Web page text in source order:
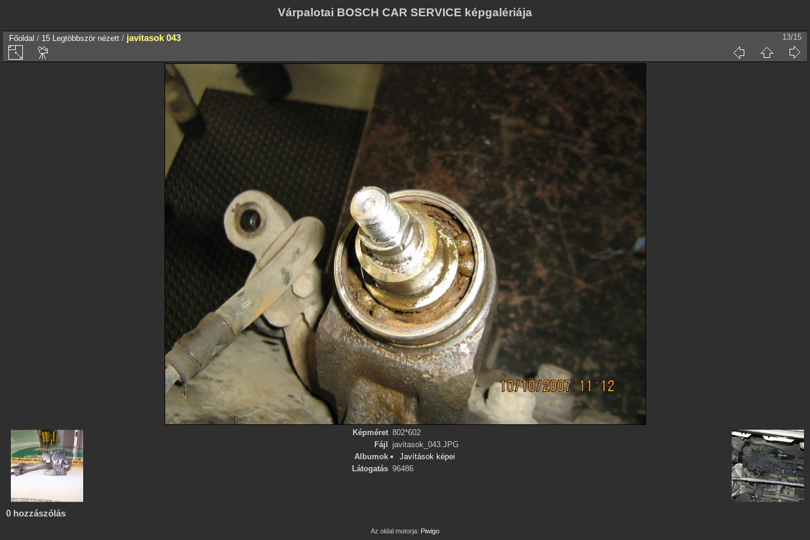
Várpalotai BOSCH CAR SERVICE képgalériája
Főoldal / 15 Legtöbbször nézett / javitasok 043 13/15
Képméret 802*602
Fájl
javitasok_043.JPG
Albumok
Javítások képei
Látogatás 96486
0 hozzászólás
Az oldal motorja: Piwigo